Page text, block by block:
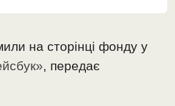
на сторінці фонду у
, передає